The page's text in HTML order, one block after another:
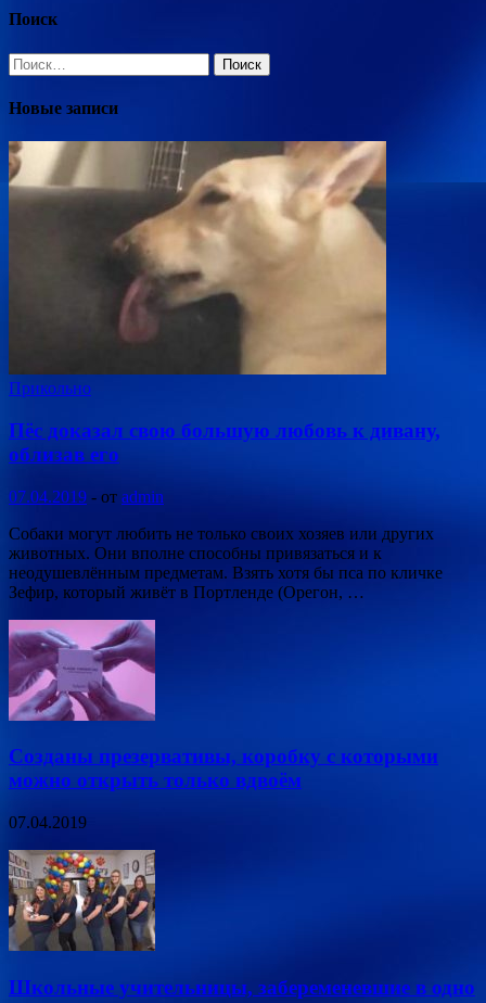
Поиск
Найти:
Новые записи
Прикольно
Пёс доказал свою большую любовь к дивану,
облизав его
07.04.2019 - от admin
Собаки могут любить не только своих хозяев или других
животных. Они вполне способны привязаться и к
неодушевлённым предметам. Взять хотя бы пса по кличке
Зефир, который живёт в Портленде (Орегон, …
Созданы презервативы, коробку с которыми
можно открыть только вдвоём
07.04.2019
Школьные учительницы, забеременевшие в одно